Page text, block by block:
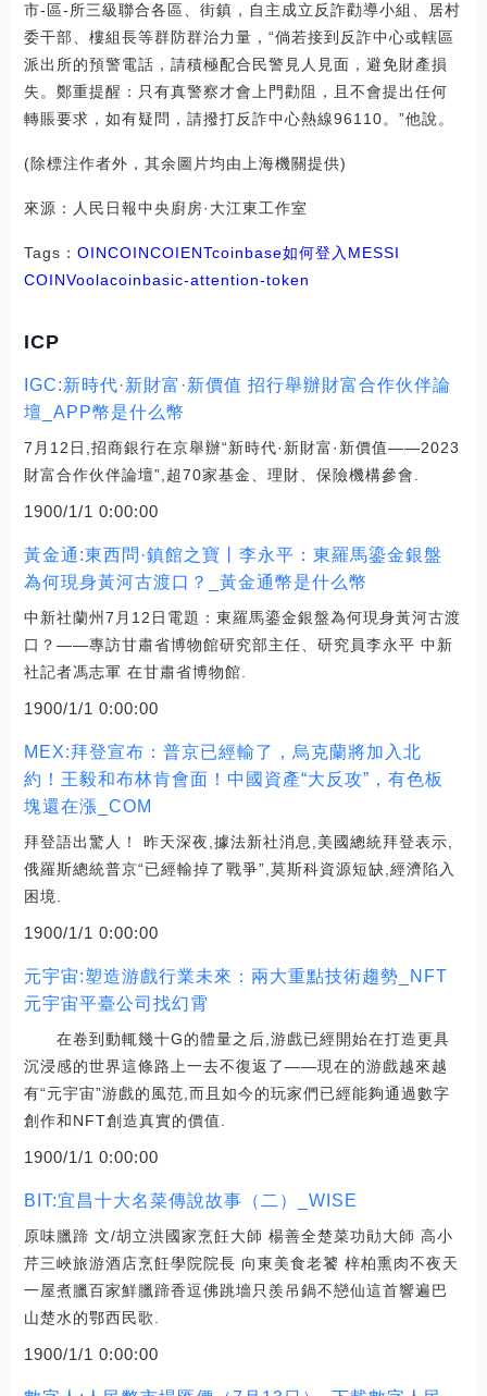
市-區-所三級聯合各區、街鎮，自主成立反詐勸導小組、居村
委干部、樓組長等群防群治力量，“倘若接到反詐中心或轄區
派出所的預警電話，請積極配合民警見人見面，避免財產損
失。鄭重提醒：只有真警察才會上門勸阻，且不會提出任何
轉賬要求，如有疑問，請撥打反詐中心熱線96110。”他說。
(除標注作者外，其余圖片均由上海機關提供)
來源：人民日報中央廚房·大江東工作室
Tags： OINCOINCOIENTcoinbase如何登入 MESSI
COINVoolacoinbasic-attention-token
ICP
IGC:新時代·新財富·新價值 招行舉辦財富合作伙伴論
壇_APP幣是什么幣
7月12日,招商銀行在京舉辦“新時代·新財富·新價值——2023
財富合作伙伴論壇”,超70家基金、理財、保險機構參會.
1900/1/1 0:00:00
黃金通:東西問·鎮館之寶丨李永平：東羅馬鎏金銀盤
為何現身黃河古渡口？_黃金通幣是什么幣
中新社蘭州7月12日電題：東羅馬鎏金銀盤為何現身黃河古渡
口？——專訪甘肅省博物館研究部主任、研究員李永平 中新
社記者馮志軍 在甘肅省博物館.
1900/1/1 0:00:00
MEX:拜登宣布：普京已經輸了，烏克蘭將加入北
約！王毅和布林肯會面！中國資產“大反攻”，有色板
塊還在漲_COM
拜登語出驚人！ 昨天深夜,據法新社消息,美國總統拜登表示,
俄羅斯總統普京“已經輸掉了戰爭”,莫斯科資源短缺,經濟陷入
困境.
1900/1/1 0:00:00
元宇宙:塑造游戲行業未來：兩大重點技術趨勢_NFT
元宇宙平臺公司找幻霄
在卷到動輒幾十G的體量之后,游戲已經開始在打造更具
沉浸感的世界這條路上一去不復返了——現在的游戲越來越
有“元宇宙”游戲的風范,而且如今的玩家們已經能夠通過數字
創作和NFT創造真實的價值.
1900/1/1 0:00:00
BIT:宜昌十大名菜傳說故事（二）_WISE
原味臘蹄 文/胡立洪國家烹飪大師 楊善全楚菜功勛大師 高小
芹三峽旅游酒店烹飪學院院長 向東美食老饕 梓柏熏肉不夜天
一屋煮臘百家鮮臘蹄香逗佛跳墻只羨吊鍋不戀仙這首響遍巴
山楚水的鄂西民歌.
1900/1/1 0:00:00